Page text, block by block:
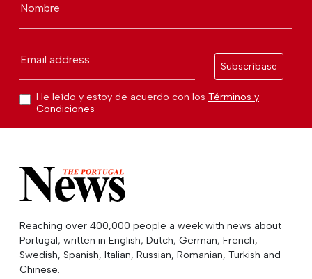
Nombre
Email address
Subscríbase
He leído y estoy de acuerdo con los Términos y
Condiciones
Reaching over 400,000 people a week with news about
Portugal, written in English, Dutch, German, French,
Swedish, Spanish, Italian, Russian, Romanian, Turkish and
Chinese.